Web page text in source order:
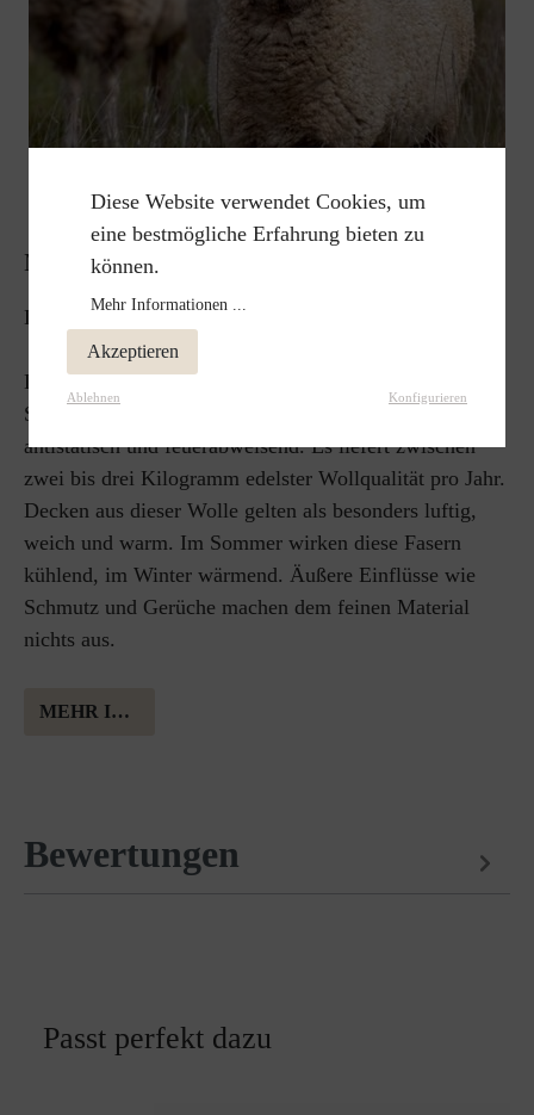
MERINOWOLLE
Luftig weich, herrlich warm.
Die wohl bekannteste Schafart ist das Merinoschaf.
Seine Schurwolle gilt als besonders fein, elastisch,
antistatisch und feuerabweisend. Es liefert zwischen
zwei bis drei Kilogramm edelster Wollqualität pro Jahr.
Decken aus dieser Wolle gelten als besonders luftig,
weich und warm. Im Sommer wirken diese Fasern
kühlend, im Winter wärmend. Äußere Einflüsse wie
Schmutz und Gerüche machen dem feinen Material
nichts aus.
MEHR INFORMATION ÜBER MERINOWOLLE
Bewertungen
Passt perfekt dazu
Diese Website verwendet Cookies, um
eine bestmögliche Erfahrung bieten zu
können.
Mehr Informationen ...
Akzeptieren
Ablehnen Konfigurieren